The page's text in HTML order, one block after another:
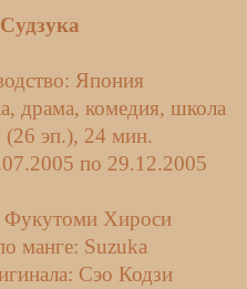
Судзука
Япония
драма, комедия, школа
эп.), 24 мин.
по 29.12.2005
Фукутоми Хироси
манге: Suzuka
Сэо Кодзи